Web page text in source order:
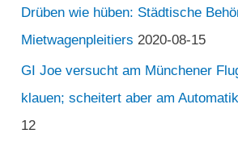
Drüben wie hüben: Städtische
Mietwagenpleitiers 2020-08-15
GI Joe versucht am Münchener
klauen; scheitert aber am
12